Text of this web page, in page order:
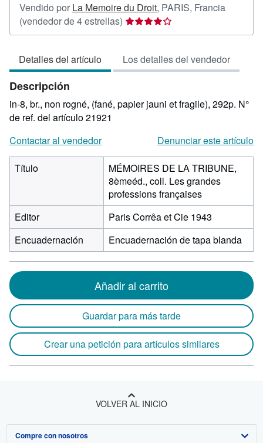
Vendido por La Memoire du Droit, PARIS, Francia
(vendedor de 4 estrellas) Calificación
del
4
de
estrellas
Detalles del artículo Los detalles del vendedor
Descripción
in-8, br., non rogné, (fané, papier jauni et fragile), 292p. N°
de ref. del artículo 21921
Contactar al vendedor
Denunciar este artículo
Título
MÉMOIRES DE LA TRIBUNE,
8èmeéd., coll. Les grandes
professions françaises
Editor
Paris Corrêa et Cie 1943
Encuadernación
Encuadernación de tapa blanda
Añadir al carrito
Guardar para más tarde
Crear una petición para artículos similares
VOLVER AL INICIO
Compre con nosotros